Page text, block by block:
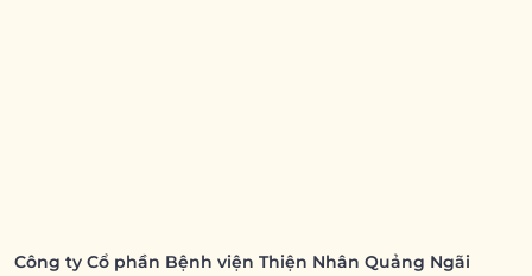
Công ty Cổ phần Bệnh viện Thiện Nhân Quảng Ngãi